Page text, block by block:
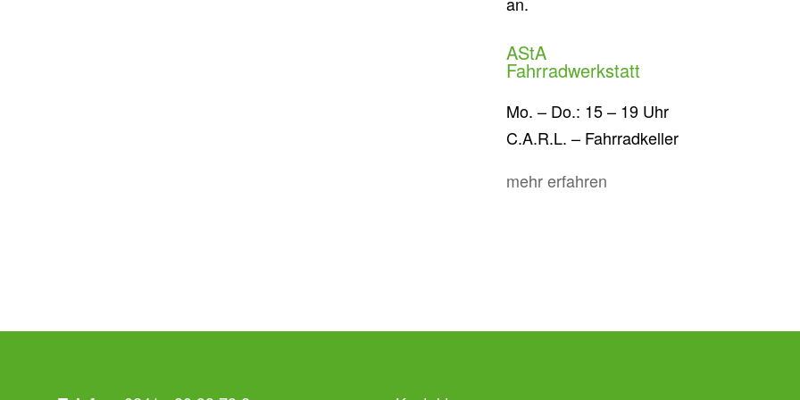
AStA
Fahrradwerkstatt
Mo. – Do.: 15 – 19 Uhr
C.A.R.L. – Fahrradkeller
mehr erfahren